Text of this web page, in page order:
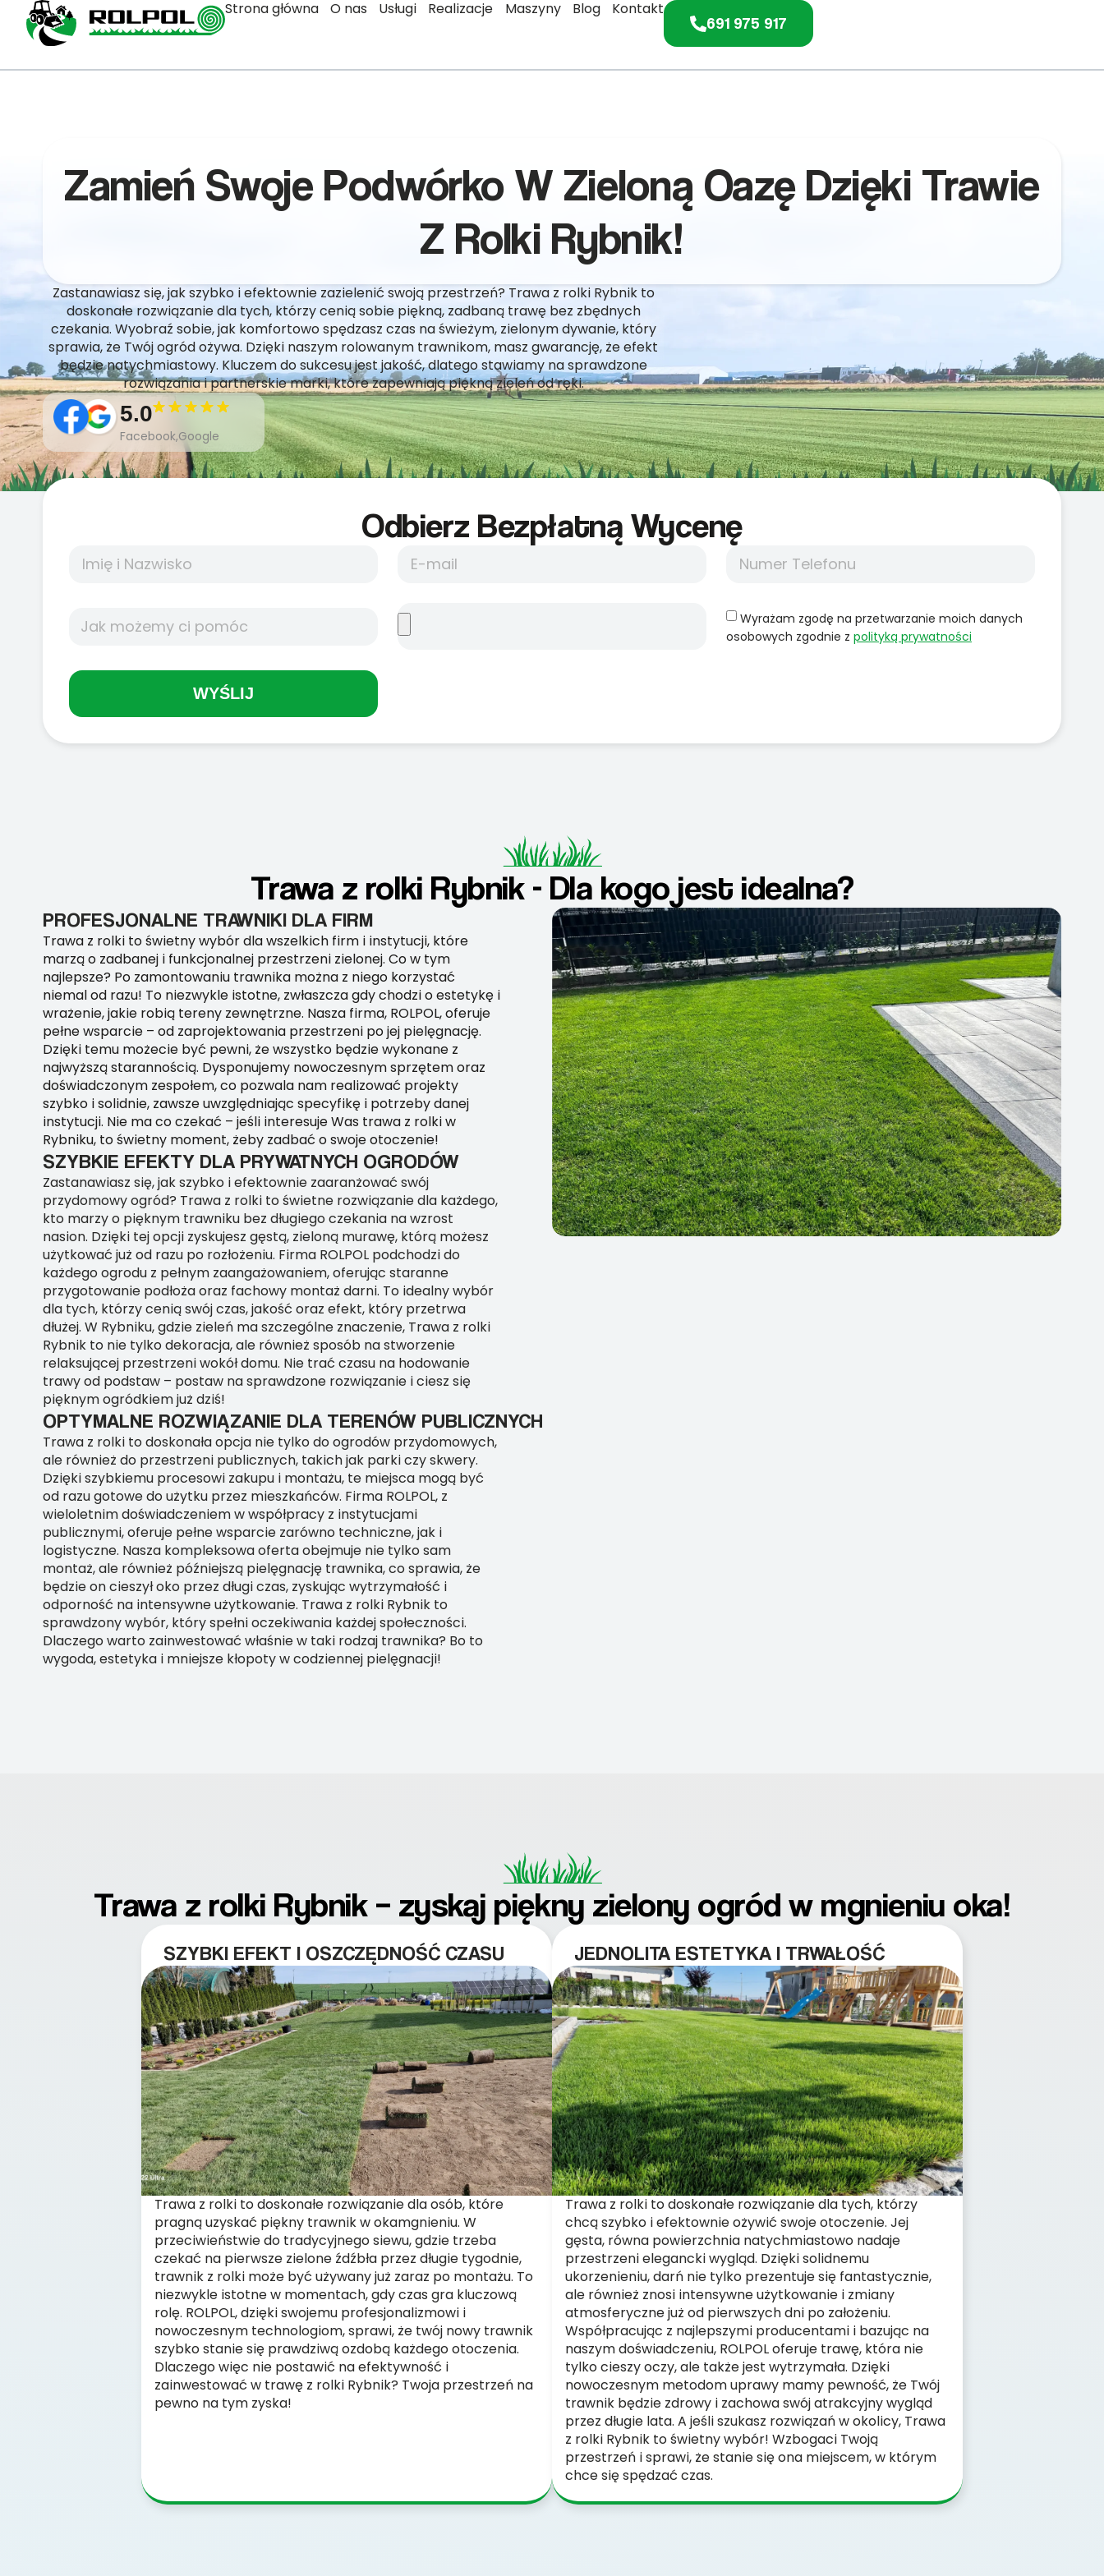
Strona główna O nas Usługi Realizacje Maszyny Blog Kontakt
691 975 917
Zamień Swoje Podwórko W Zieloną Oazę Dzięki Trawie
Z Rolki Rybnik!
Zastanawiasz się, jak szybko i efektownie zazielenić swoją przestrzeń? Trawa z rolki Rybnik to
doskonałe rozwiązanie dla tych, którzy cenią sobie piękną, zadbaną trawę bez zbędnych
czekania. Wyobraź sobie, jak komfortowo spędzasz czas na świeżym, zielonym dywanie, który
sprawia, że Twój ogród ożywa. Dzięki naszym rolowanym trawnikom, masz gwarancję, że efekt
będzie natychmiastowy. Kluczem do sukcesu jest jakość, dlatego stawiamy na sprawdzone
rozwiązania i partnerskie marki, które zapewniają piękną zieleń od ręki.
5.0
Facebook,Google
Odbierz Bezpłatną Wycenę
Wyrażam zgodę na przetwarzanie moich danych
osobowych zgodnie z polityką prywatności
WYŚLIJ
Trawa z rolki Rybnik - Dla kogo jest idealna?
PROFESJONALNE TRAWNIKI DLA FIRM
Trawa z rolki to świetny wybór dla wszelkich firm i instytucji, które
marzą o zadbanej i funkcjonalnej przestrzeni zielonej. Co w tym
najlepsze? Po zamontowaniu trawnika można z niego korzystać
niemal od razu! To niezwykle istotne, zwłaszcza gdy chodzi o estetykę i
wrażenie, jakie robią tereny zewnętrzne. Nasza firma, ROLPOL, oferuje
pełne wsparcie – od zaprojektowania przestrzeni po jej pielęgnację.
Dzięki temu możecie być pewni, że wszystko będzie wykonane z
najwyższą starannością. Dysponujemy nowoczesnym sprzętem oraz
doświadczonym zespołem, co pozwala nam realizować projekty
szybko i solidnie, zawsze uwzględniając specyfikę i potrzeby danej
instytucji. Nie ma co czekać – jeśli interesuje Was trawa z rolki w
Rybniku, to świetny moment, żeby zadbać o swoje otoczenie!
SZYBKIE EFEKTY DLA PRYWATNYCH OGRODÓW
Zastanawiasz się, jak szybko i efektownie zaaranżować swój
przydomowy ogród? Trawa z rolki to świetne rozwiązanie dla każdego,
kto marzy o pięknym trawniku bez długiego czekania na wzrost
nasion. Dzięki tej opcji zyskujesz gęstą, zieloną murawę, którą możesz
użytkować już od razu po rozłożeniu. Firma ROLPOL podchodzi do
każdego ogrodu z pełnym zaangażowaniem, oferując staranne
przygotowanie podłoża oraz fachowy montaż darni. To idealny wybór
dla tych, którzy cenią swój czas, jakość oraz efekt, który przetrwa
dłużej. W Rybniku, gdzie zieleń ma szczególne znaczenie, Trawa z rolki
Rybnik to nie tylko dekoracja, ale również sposób na stworzenie
relaksującej przestrzeni wokół domu. Nie trać czasu na hodowanie
trawy od podstaw – postaw na sprawdzone rozwiązanie i ciesz się
pięknym ogródkiem już dziś!
OPTYMALNE ROZWIĄZANIE DLA TERENÓW PUBLICZNYCH
Trawa z rolki to doskonała opcja nie tylko do ogrodów przydomowych,
ale również do przestrzeni publicznych, takich jak parki czy skwery.
Dzięki szybkiemu procesowi zakupu i montażu, te miejsca mogą być
od razu gotowe do użytku przez mieszkańców. Firma ROLPOL, z
wieloletnim doświadczeniem w współpracy z instytucjami
publicznymi, oferuje pełne wsparcie zarówno techniczne, jak i
logistyczne. Nasza kompleksowa oferta obejmuje nie tylko sam
montaż, ale również późniejszą pielęgnację trawnika, co sprawia, że
będzie on cieszył oko przez długi czas, zyskując wytrzymałość i
odporność na intensywne użytkowanie. Trawa z rolki Rybnik to
sprawdzony wybór, który spełni oczekiwania każdej społeczności.
Dlaczego warto zainwestować właśnie w taki rodzaj trawnika? Bo to
wygoda, estetyka i mniejsze kłopoty w codziennej pielęgnacji!
Trawa z rolki Rybnik – zyskaj piękny zielony ogród w mgnieniu oka!
SZYBKI EFEKT I OSZCZĘDNOŚĆ CZASU
Trawa z rolki to doskonałe rozwiązanie dla osób, które
pragną uzyskać piękny trawnik w okamgnieniu. W
przeciwieństwie do tradycyjnego siewu, gdzie trzeba
czekać na pierwsze zielone źdźbła przez długie tygodnie,
trawnik z rolki może być używany już zaraz po montażu. To
niezwykle istotne w momentach, gdy czas gra kluczową
rolę. ROLPOL, dzięki swojemu profesjonalizmowi i
nowoczesnym technologiom, sprawi, że twój nowy trawnik
szybko stanie się prawdziwą ozdobą każdego otoczenia.
Dlaczego więc nie postawić na efektywność i
zainwestować w trawę z rolki Rybnik? Twoja przestrzeń na
pewno na tym zyska!
JEDNOLITA ESTETYKA I TRWAŁOŚĆ
Trawa z rolki to doskonałe rozwiązanie dla tych, którzy
chcą szybko i efektownie ożywić swoje otoczenie. Jej
gęsta, równa powierzchnia natychmiastowo nadaje
przestrzeni elegancki wygląd. Dzięki solidnemu
ukorzenieniu, darń nie tylko prezentuje się fantastycznie,
ale również znosi intensywne użytkowanie i zmiany
atmosferyczne już od pierwszych dni po założeniu.
Współpracując z najlepszymi producentami i bazując na
naszym doświadczeniu, ROLPOL oferuje trawę, która nie
tylko cieszy oczy, ale także jest wytrzymała. Dzięki
nowoczesnym metodom uprawy mamy pewność, że Twój
trawnik będzie zdrowy i zachowa swój atrakcyjny wygląd
przez długie lata. A jeśli szukasz rozwiązań w okolicy, Trawa
z rolki Rybnik to świetny wybór! Wzbogaci Twoją
przestrzeń i sprawi, że stanie się ona miejscem, w którym
chce się spędzać czas.